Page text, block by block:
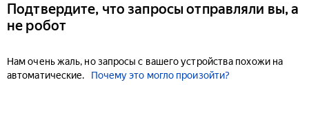
Подтвердите, что запросы отправляли вы, а
не робот
Нам очень жаль, но запросы с вашего устройства похожи на
автоматические.
Почему это могло произойти?